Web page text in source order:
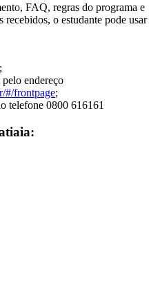
FAQ, regras do programa e
o estudante pode usar
endereço
#/frontpage;
telefone 0800 616161